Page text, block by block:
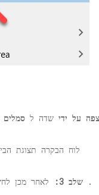
צפה על ידי שדה ל סמלים
שלב 3: לאחר מכן .